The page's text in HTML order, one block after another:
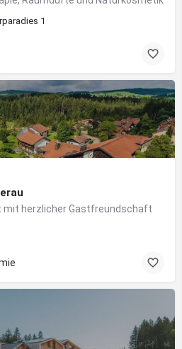
1
mit herzlicher Gastfreundschaft